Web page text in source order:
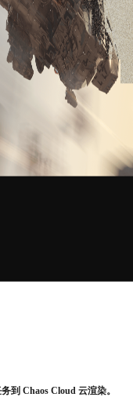
到 Chaos Cloud 云渲染。